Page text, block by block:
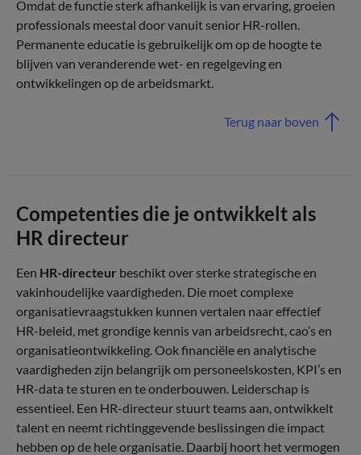
Omdat de functie sterk afhankelijk is van ervaring, groeien
professionals meestal door vanuit senior HR-rollen.
Permanente educatie is gebruikelijk om op de hoogte te
blijven van veranderende wet- en regelgeving en
ontwikkelingen op de arbeidsmarkt.
Terug naar boven
Competenties die je ontwikkelt als
HR directeur
Een HR-directeur beschikt over sterke strategische en
vakinhoudelijke vaardigheden. Die moet complexe
organisatievraagstukken kunnen vertalen naar effectief
HR-beleid, met grondige kennis van arbeidsrecht, cao’s en
organisatieontwikkeling. Ook financiële en analytische
vaardigheden zijn belangrijk om personeelskosten, KPI’s en
HR-data te sturen en te onderbouwen. Leiderschap is
essentieel. Een HR-directeur stuurt teams aan, ontwikkelt
talent en neemt richtinggevende beslissingen die impact
hebben op de hele organisatie. Daarbij hoort het vermogen